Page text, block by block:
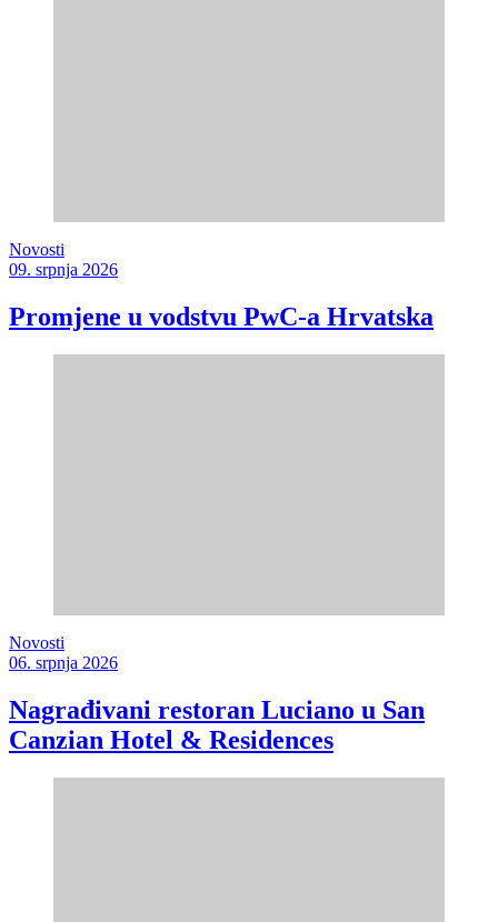
Novosti
09. srpnja 2026
Promjene u vodstvu PwC-a Hrvatska
Novosti
06. srpnja 2026
Nagrađivani restoran Luciano u San
Canzian Hotel & Residences